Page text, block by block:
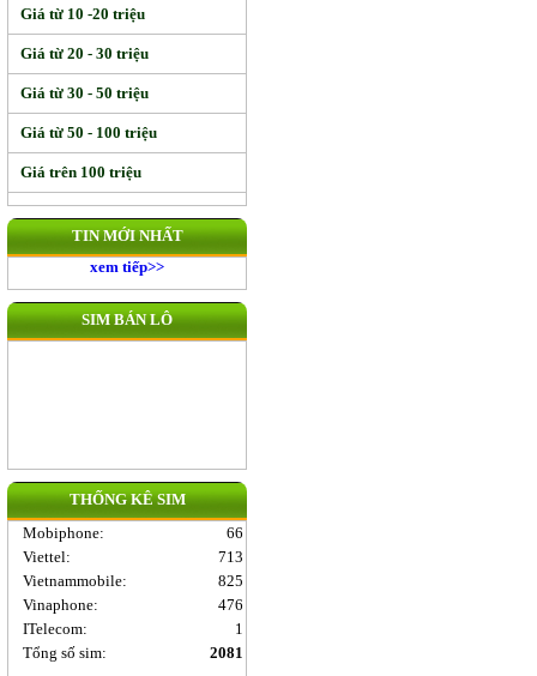
Giá từ 10 -20 triệu
Giá từ 20 - 30 triệu
Giá từ 30 - 50 triệu
Giá từ 50 - 100 triệu
Giá trên 100 triệu
TIN MỚI NHẤT
xem tiếp>>
SIM BÁN LÔ
THỐNG KÊ SIM
Mobiphone:
66
Viettel:
713
Vietnammobile:
825
Vinaphone:
476
ITelecom:
1
Tổng số sim:
2081